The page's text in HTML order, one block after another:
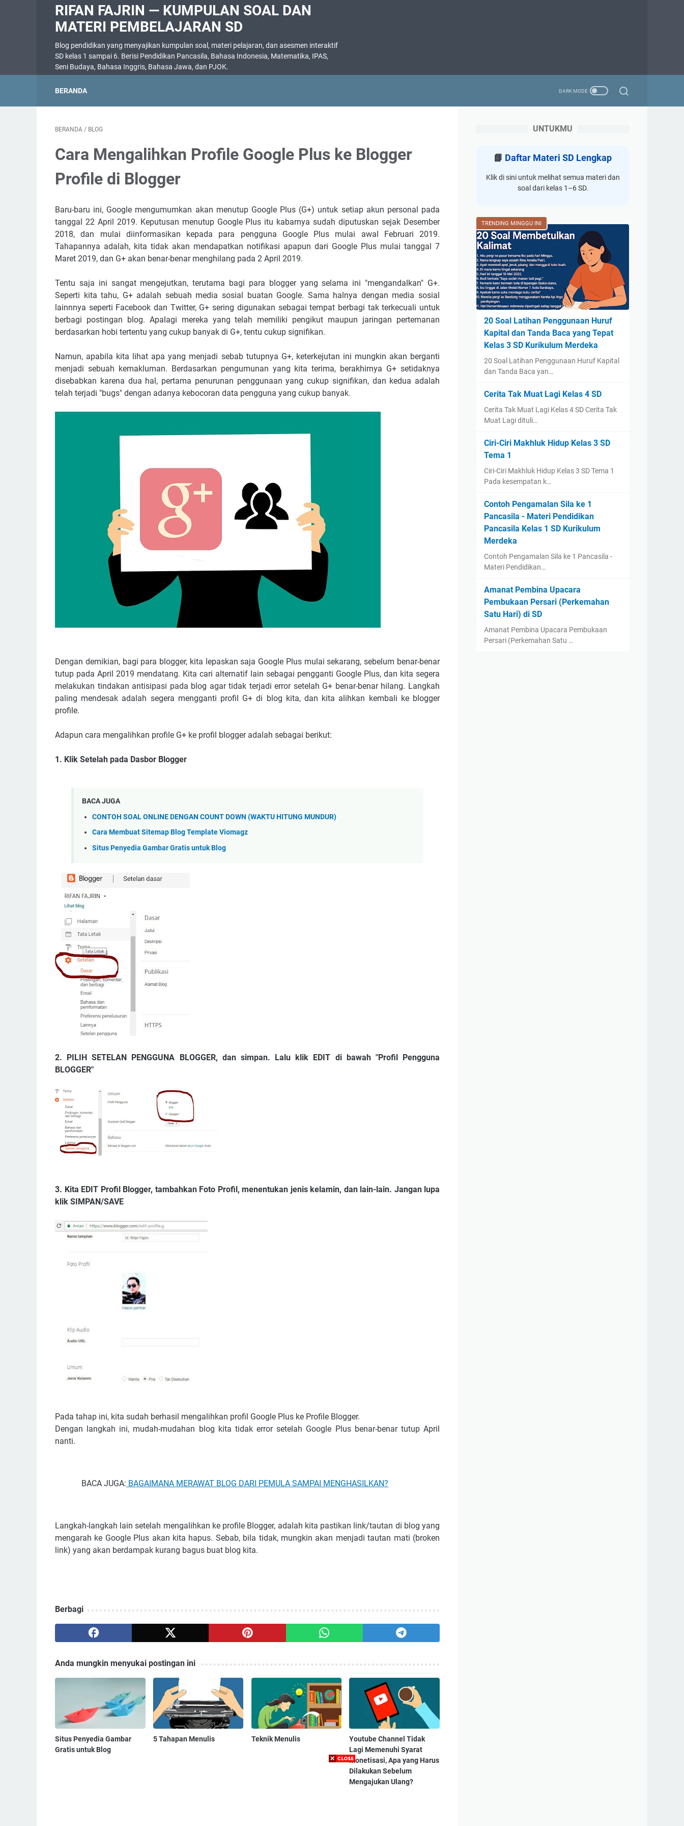
RIFAN FAJRIN — KUMPULAN SOAL DAN
MATERI PEMBELAJARAN SD
Blog pendidikan yang menyajikan kumpulan soal, materi pelajaran, dan asesmen interaktif
SD kelas 1 sampai 6. Berisi Pendidikan Pancasila, Bahasa Indonesia, Matematika, IPAS,
Seni Budaya, Bahasa Inggris, Bahasa Jawa, dan PJOK.
BERANDA
BERANDA / BLOG
Cara Mengalihkan Profile Google Plus ke Blogger
Profile di Blogger
Baru-baru ini, Google mengumumkan akan menutup Google Plus (G+) untuk setiap akun personal pada
tanggal 22 April 2019. Keputusan menutup Google Plus itu kabarnya sudah diputuskan sejak Desember
2018, dan mulai diinformasikan kepada para pengguna Google Plus mulai awal Februari 2019.
Tahapannya adalah, kita tidak akan mendapatkan notifikasi apapun dari Google Plus mulai tanggal 7
Maret 2019, dan G+ akan benar-benar menghilang pada 2 April 2019.
Tentu saja ini sangat mengejutkan, terutama bagi para blogger yang selama ini "mengandalkan" G+.
Seperti kita tahu, G+ adalah sebuah media sosial buatan Google. Sama halnya dengan media sosial
lainnnya seperti Facebook dan Twitter, G+ sering digunakan sebagai tempat berbagi tak terkecuali untuk
berbagi postingan blog. Apalagi mereka yang telah memiliki pengikut maupun jaringan pertemanan
berdasarkan hobi tertentu yang cukup banyak di G+, tentu cukup signifikan.
Namun, apabila kita lihat apa yang menjadi sebab tutupnya G+, keterkejutan ini mungkin akan berganti
menjadi sebuah kemakluman. Berdasarkan pengumunan yang kita terima, berakhirnya G+ setidaknya
disebabkan karena dua hal, pertama penurunan penggunaan yang cukup signifikan, dan kedua adalah
telah terjadi "bugs" dengan adanya kebocoran data pengguna yang cukup banyak.
Dengan demikian, bagi para blogger, kita lepaskan saja Google Plus mulai sekarang, sebelum benar-benar
tutup pada April 2019 mendatang. Kita cari alternatif lain sebagai pengganti Google Plus, dan kita segera
melakukan tindakan antisipasi pada blog agar tidak terjadi error setelah G+ benar-benar hilang. Langkah
paling mendesak adalah segera mengganti profil G+ di blog kita, dan kita alihkan kembali ke blogger
profile.
Adapun cara mengalihkan profile G+ ke profil blogger adalah sebagai berikut:
1. Klik Setelah pada Dasbor Blogger
BACA JUGA
CONTOH SOAL ONLINE DENGAN COUNT DOWN (WAKTU HITUNG MUNDUR)
Cara Membuat Sitemap Blog Template Viomagz
Situs Penyedia Gambar Gratis untuk Blog
2. PILIH SETELAN PENGGUNA BLOGGER, dan simpan. Lalu klik EDIT di bawah "Profil Pengguna
BLOGGER"
3. Kita EDIT Profil Blogger, tambahkan Foto Profil, menentukan jenis kelamin, dan lain-lain. Jangan lupa
klik SIMPAN/SAVE
Pada tahap ini, kita sudah berhasil mengalihkan profil Google Plus ke Profile Blogger.
Dengan langkah ini, mudah-mudahan blog kita tidak error setelah Google Plus benar-benar tutup April
nanti.
BACA JUGA: BAGAIMANA MERAWAT BLOG DARI PEMULA SAMPAI MENGHASILKAN?
Langkah-langkah lain setelah mengalihkan ke profile Blogger, adalah kita pastikan link/tautan di blog yang
mengarah ke Google Plus akan kita hapus. Sebab, bila tidak, mungkin akan menjadi tautan mati (broken
link) yang akan berdampak kurang bagus buat blog kita.
Berbagi
Anda mungkin menyukai postingan ini
Situs Penyedia Gambar
Gratis untuk Blog
5 Tahapan Menulis Teknik Menulis
Youtube Channel Tidak
Lagi Memenuhi Syarat
Monetisasi, Apa yang Harus
Dilakukan Sebelum
Mengajukan Ulang?
UNTUKMU
📘 Daftar Materi SD Lengkap
Klik di sini untuk melihat semua materi dan
soal dari kelas 1–6 SD.
TRENDING MINGGU INI
20 Soal Latihan Penggunaan Huruf
Kapital dan Tanda Baca yang Tepat
Kelas 3 SD Kurikulum Merdeka
20 Soal Latihan Penggunaan Huruf Kapital
dan Tanda Baca yan…
Cerita Tak Muat Lagi Kelas 4 SD
Cerita Tak Muat Lagi Kelas 4 SD Cerita Tak
Muat Lagi dituli…
Ciri-Ciri Makhluk Hidup Kelas 3 SD
Tema 1
Ciri-Ciri Makhluk Hidup Kelas 3 SD Tema 1
Pada kesempatan k…
Contoh Pengamalan Sila ke 1
Pancasila - Materi Pendidikan
Pancasila Kelas 1 SD Kurikulum
Merdeka
Contoh Pengamalan Sila ke 1 Pancasila -
Materi Pendidikan…
Amanat Pembina Upacara
Pembukaan Persari (Perkemahan
Satu Hari) di SD
Amanat Pembina Upacara Pembukaan
Persari (Perkemahan Satu …